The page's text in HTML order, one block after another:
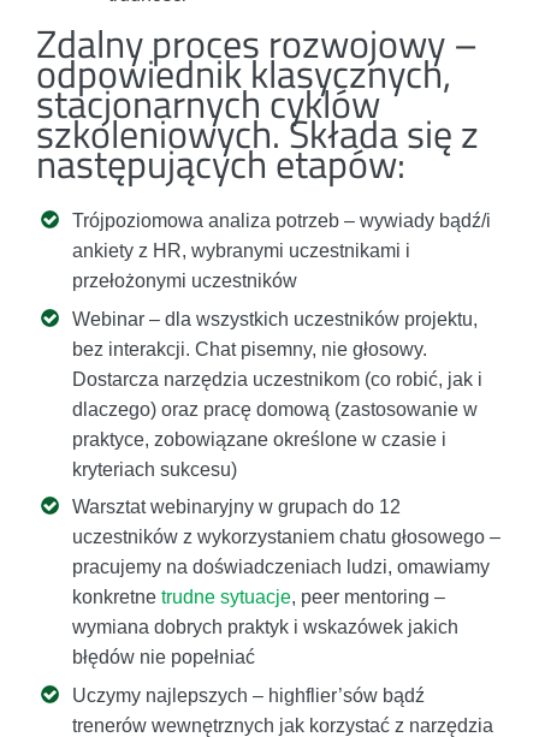
Zdalny proces rozwojowy –
odpowiednik klasycznych,
stacjonarnych cyklów
szkoleniowych. Składa się z
następujących etapów:
Trójpoziomowa analiza potrzeb – wywiady bądź/i
ankiety z HR, wybranymi uczestnikami i
przełożonymi uczestników
Webinar – dla wszystkich uczestników projektu,
bez interakcji. Chat pisemny, nie głosowy.
Dostarcza narzędzia uczestnikom (co robić, jak i
dlaczego) oraz pracę domową (zastosowanie w
praktyce, zobowiązane określone w czasie i
kryteriach sukcesu)
Warsztat webinaryjny w grupach do 12
uczestników z wykorzystaniem chatu głosowego –
pracujemy na doświadczeniach ludzi, omawiamy
konkretne trudne sytuacje, peer mentoring –
wymiana dobrych praktyk i wskazówek jakich
błędów nie popełniać
Uczymy najlepszych – highflier’sów bądź
trenerów wewnętrznych jak korzystać z narzędzia